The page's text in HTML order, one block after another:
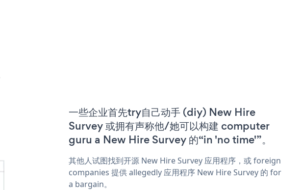
一些企业首先try自己动手 (diy) New Hire
Survey 或拥有声称他/她可以构建 computer
guru a New Hire Survey 的“in 'no time'”。
其他人试图找到开源 New Hire Survey 应用程序，或 foreign
companies 提供 allegedly 应用程序 New Hire Survey 的 for
a bargain。